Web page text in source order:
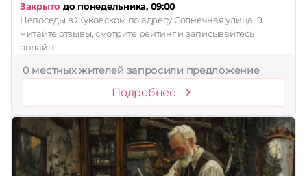
Закрыто до понедельника, 09:00
Непоседы в Жуковском по адресу Солнечная улица, 9.
Читайте отзывы, смотрите рейтинг и записывайтесь
онлайн.
0 местных жителей запросили предложение
Подробнее